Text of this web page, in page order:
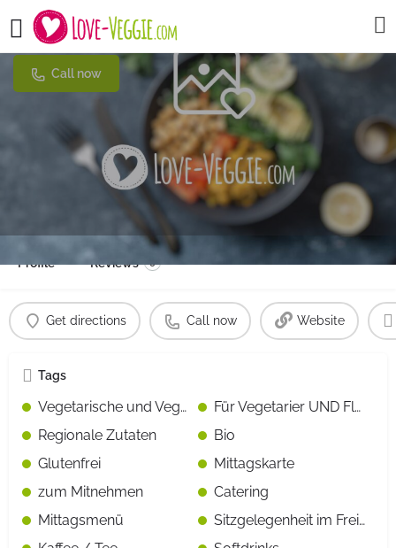
Amara Stühlinger
Call now
Profile Reviews 0
Get directions Call now Website
Tags
Vegetarische und Vegane Gerichte gekennzeichnet
Für Vegetarier UND Fleisch-/Fischesser geeignet
Regionale Zutaten
Bio
Glutenfrei
Mittagskarte
zum Mitnehmen
Catering
Mittagsmenü
Sitzgelegenheit im Freien